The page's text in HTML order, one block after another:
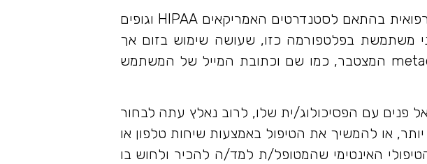
רצוי לצרוך שרותים אלה דרך פלטפורמה המחויבת לשמור על סודיות רפואית בהתאם לסטנדרטים האמריקאים HIPAA וגופים
משתמשת בפלטפורמה כזו, שעושה שימוש בזום אך
בניגוד לזום הנפוץ יותר או סקייפ, הינה שקופה לגבי השימוש ב-metadata המצטבר, כמו שם וכתובת המייל של המשתמש
פנים עם הפסיכולוג/ית שלו, לרוב נאלץ עתה לבחור
או להמשיך את הטיפול באמצעות שיחות טלפון או
האינטימי שהמטופל/ת למד/ה להכיר ולחוש בו